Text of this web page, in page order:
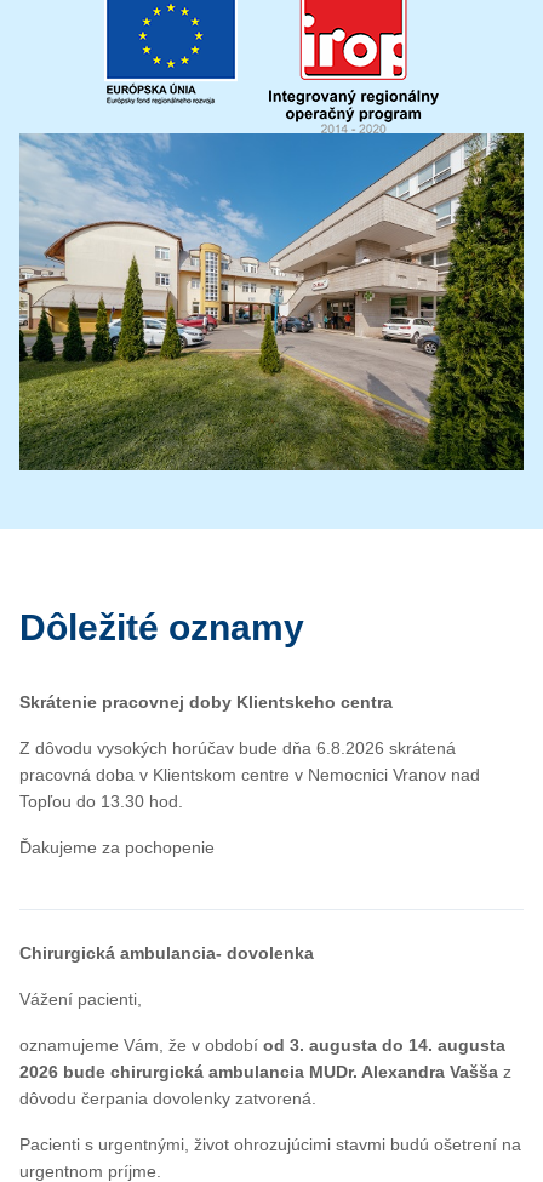
Dôležité oznamy
Skrátenie pracovnej doby Klientskeho centra
Z dôvodu vysokých horúčav bude dňa 6.8.2026 skrátená
pracovná doba v Klientskom centre v Nemocnici Vranov nad
Topľou do 13.30 hod.
Ďakujeme za pochopenie
Chirurgická ambulancia- dovolenka
Vážení pacienti,
oznamujeme Vám, že v období od 3. augusta do 14. augusta
2026 bude chirurgická ambulancia MUDr. Alexandra Vašša z
dôvodu čerpania dovolenky zatvorená.
Pacienti s urgentnými, život ohrozujúcimi stavmi budú ošetrení na
urgentnom príjme.